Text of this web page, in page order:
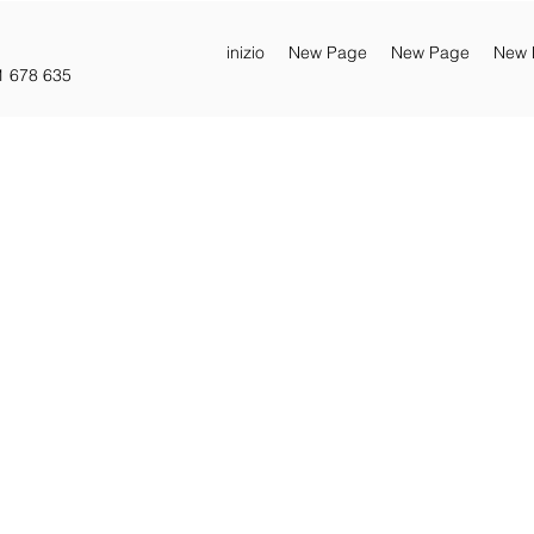
inizio New Page New Page
New
678 635